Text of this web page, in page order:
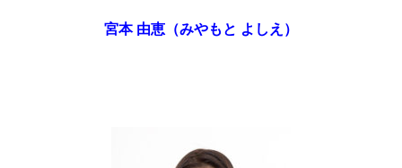
宮本 由恵（みやもと よしえ）